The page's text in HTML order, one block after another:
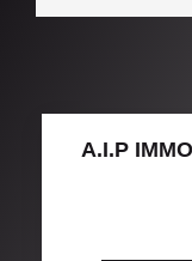
A.I.P